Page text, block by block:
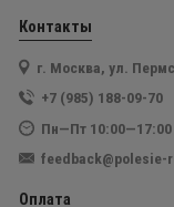
Контакты
г. Москва, ул.
+7 (985) 188-09-70
Пн—Пт 10:00—17:00
feedback@polesie-
Оплата